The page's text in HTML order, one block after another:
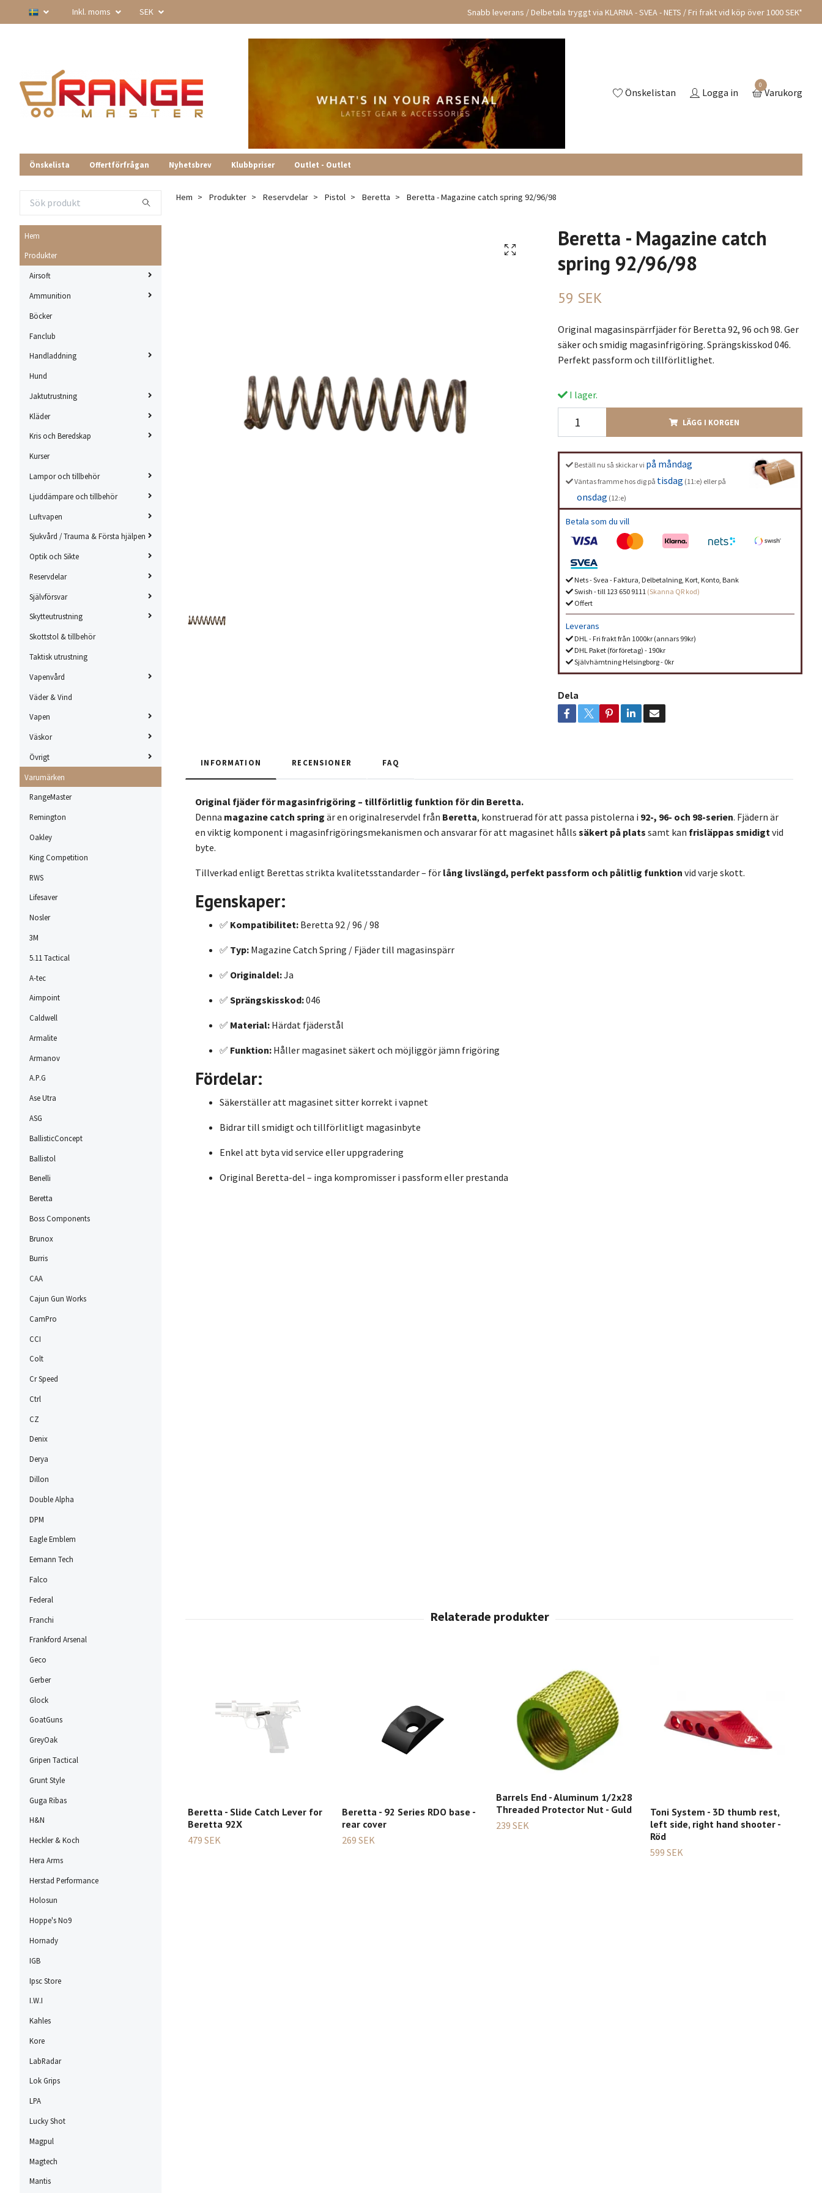
Inkl. moms SEK Snabb leverans / Delbetala tryggt via KLARNA - SVEA - NETS / Fri frakt vid köp över 1000 SEK*
Önskelistan Logga in
0
Varukorg
Önskelista Offertförfrågan Nyhetsbrev Klubbpriser Outlet - Outlet
Hem
Produkter
Airsoft
Ammunition
Böcker
Fanclub
Handladdning
Hund
Jaktutrustning
Kläder
Kris och Beredskap
Kurser
Lampor och tillbehör
Ljuddämpare och tillbehör
Luftvapen
Sjukvård / Trauma & Första hjälpen
Optik och Sikte
Reservdelar
Självförsvar
Skytteutrustning
Skottstol & tillbehör
Taktisk utrustning
Vapenvård
Väder & Vind
Vapen
Väskor
Övrigt
Varumärken
RangeMaster
Remington
Oakley
King Competition
RWS
Lifesaver
Nosler
3M
5.11 Tactical
A-tec
Aimpoint
Caldwell
Armalite
Armanov
A.P.G
Ase Utra
ASG
BallisticConcept
Ballistol
Benelli
Beretta
Boss Components
Brunox
Burris
CAA
Cajun Gun Works
CamPro
CCI
Colt
Cr Speed
Ctrl
CZ
Denix
Derya
Dillon
Double Alpha
DPM
Eagle Emblem
Eemann Tech
Falco
Federal
Franchi
Frankford Arsenal
Geco
Gerber
Glock
GoatGuns
GreyOak
Gripen Tactical
Grunt Style
Guga Ribas
H&N
Heckler & Koch
Hera Arms
Herstad Performance
Holosun
Hoppe's No9
Hornady
IGB
Ipsc Store
I.W.I
Kahles
Kore
LabRadar
Lok Grips
LPA
Lucky Shot
Magpul
Magtech
Mantis
Hem Produkter Reservdelar Pistol Beretta Beretta - Magazine catch spring 92/96/98
Beretta - Magazine catch
spring 92/96/98
59 SEK
Original magasinspärrfjäder för Beretta 92, 96 och 98. Ger
säker och smidig magasinfrigöring. Sprängskisskod 046.
Perfekt passform och tillförlitlighet.
I lager.
LÄGG I KORGEN
Beställ nu så skickar vi på måndag
Väntas framme hos dig på tisdag (11:e) eller på
onsdag (12:e)
Betala som du vill
Nets - Svea - Faktura, Delbetalning, Kort, Konto, Bank
Swish - till 123 650 9111 (Skanna QR kod)
Offert
Leverans
DHL - Fri frakt från 1000kr (annars 99kr)
DHL Paket (för företag) - 190kr
Självhämtning Helsingborg - 0kr
Dela
INFORMATION RECENSIONER FAQ
Original fjäder för magasinfrigöring – tillförlitlig funktion för din Beretta.
Denna magazine catch spring är en originalreservdel från Beretta, konstruerad för att passa pistolerna i 92-, 96- och 98-serien. Fjädern är
en viktig komponent i magasinfrigöringsmekanismen och ansvarar för att magasinet hålls säkert på plats samt kan frisläppas smidigt vid
byte.
Tillverkad enligt Berettas strikta kvalitetsstandarder – för lång livslängd, perfekt passform och pålitlig funktion vid varje skott.
Egenskaper:
✅ Kompatibilitet: Beretta 92 / 96 / 98
✅ Typ: Magazine Catch Spring / Fjäder till magasinspärr
✅ Originaldel:Ja
✅ Sprängskisskod:046
✅ Material: Härdat fjäderstål
✅ Funktion: Håller magasinet säkert och möjliggör jämn frigöring
Fördelar:
Säkerställer att magasinet sitter korrekt i vapnet
Bidrar till smidigt och tillförlitligt magasinbyte
Enkel att byta vid service eller uppgradering
Original Beretta-del – inga kompromisser i passform eller prestanda
Beretta - Slide Catch Lever for
Beretta 92X
479 SEK
Beretta - 92 Series RDO base -
rear cover
269 SEK
Barrels End - Aluminum 1/2x28
Threaded Protector Nut - Guld
239 SEK
Toni System - 3D thumb rest,
left side, right hand shooter -
Röd
599 SEK